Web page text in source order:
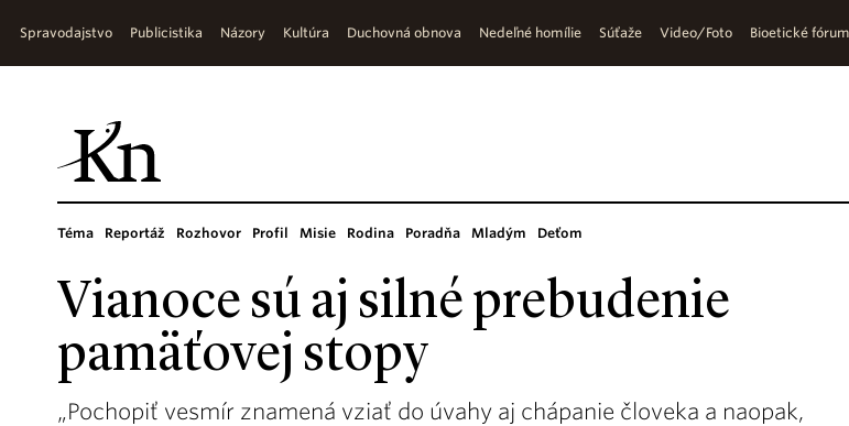
Spravodajstvo Publicistika Názory Kultúra Duchovná obnova Nedeľné homílie Súťaže Video/Foto Bioetické fórum
Téma Reportáž Rozhovor Profil Misie Rodina Poradňa Mladým Deťom
Vianoce sú aj silné prebudenie
pamäťovej stopy
„Pochopiť vesmír znamená vziať do úvahy aj chápanie človeka a naopak,